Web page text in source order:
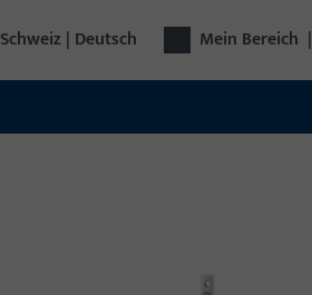
Schweiz | Deutsch Mein Bereich |
Beschlägen über Zutrittskontrolle bis zu